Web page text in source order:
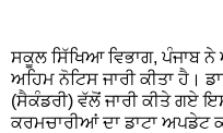
ਸਕੂਲ ਸਿੱਖਿਆ ਵਿਭਾਗ, ਪੰਜਾਬ
ਅਹਿਮ ਨੋਟਿਸ ਜਾਰੀ ਕੀਤਾ
(ਸੈਕੰਡਰੀ) ਵੱਲੋਂ ਜਾਰੀ ਕੀਤੇ ਗਏ
ਕਰਮਚਾਰੀਆਂ ਦਾ ਡਾਟਾ ਅਪਡੇਟ